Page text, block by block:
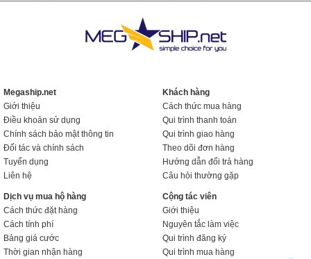
Megaship.net
Giới thiệu
Điều khoản sử dụng
Chính sách bảo mật thông tin
Đối tác và chính sách
Tuyển dụng
Liên hệ
Khách hàng
Cách thức mua hàng
Qui trình thanh toán
Qui trình giao hàng
Theo dõi đơn hàng
Hướng dẫn đổi trả hàng
Câu hỏi thường gặp
Dịch vụ mua hộ hàng
Cách thức đặt hàng
Cách tính phí
Bảng giá cước
Thời gian nhận hàng
Cộng tác viên
Giới thiệu
Nguyên tắc làm việc
Qui trình đăng ký
Qui trình mua hàng